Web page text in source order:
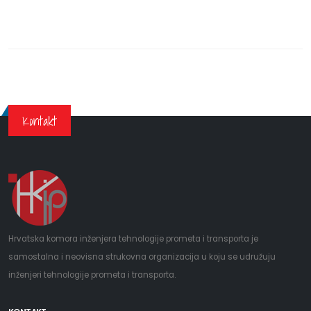
Kontakt
Hrvatska komora inženjera tehnologije prometa i transporta je
samostalna i neovisna strukovna organizacija u koju se udružuju
inženjeri tehnologije prometa i transporta.